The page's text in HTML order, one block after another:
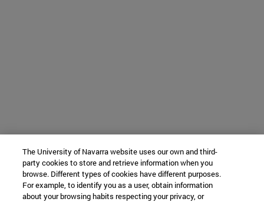
The University of Navarra website uses our own and third-
party cookies to store and retrieve information when you
browse. Different types of cookies have different purposes.
For example, to identify you as a user, obtain information
about your browsing habits respecting your privacy, or